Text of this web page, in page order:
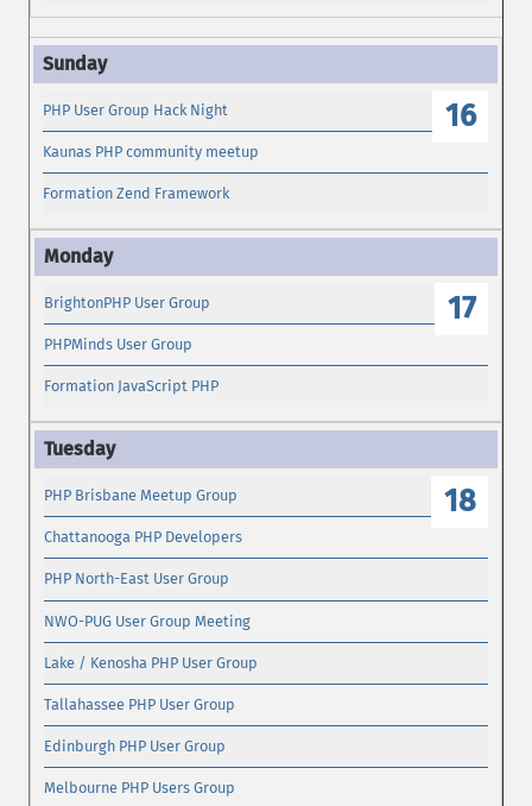
16
PHP User Group Hack Night
Kaunas PHP community meetup
Formation Zend Framework
17
BrightonPHP User Group
PHPMinds User Group
Formation JavaScript PHP
18
PHP Brisbane Meetup Group
Chattanooga PHP Developers
PHP North-East User Group
NWO-PUG User Group Meeting
Lake / Kenosha PHP User Group
Tallahassee PHP User Group
Edinburgh PHP User Group
Melbourne PHP Users Group